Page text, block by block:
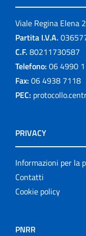
Viale Regina Elena
Partita I.V.A.
C.F. 80211730587
Telefono: 06 4990 1
Fax: 06 4938 7118
PEC:
PRIVACY
Informazioni per la
Contatti
Cookie policy
PNRR